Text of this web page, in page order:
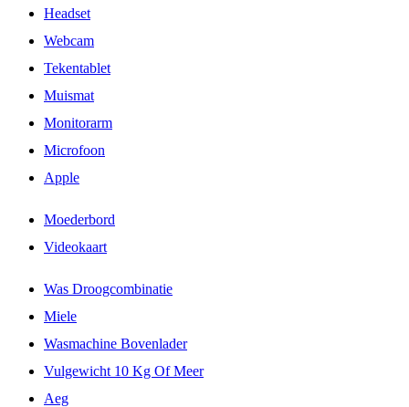
Headset
Webcam
Tekentablet
Muismat
Monitorarm
Microfoon
Apple
Moederbord
Videokaart
Was Droogcombinatie
Miele
Wasmachine Bovenlader
Vulgewicht 10 Kg Of Meer
Aeg